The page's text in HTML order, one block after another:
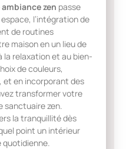
zen passe
l’intégration de
de routines
maison en un lieu de
la relaxation et au bien-
de couleurs,
et en incorporant des
transformer votre
sanctuaire zen.
la tranquillité dès
point un intérieur